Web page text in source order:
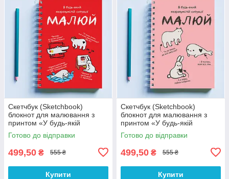
Скетчбук (Sketchbook)
блокнот для малювання з
принтом «У будь-якій
незрозумілій ситуації малюй»
Готово до відправки
499,50 ₴ 555 ₴
Купити
Скетчбук (Sketchbook)
блокнот для малювання з
принтом «У будь-якій
незрозумілій ситуації малюй
(рожевий)»
Готово до відправки
499,50 ₴ 555 ₴
Купити